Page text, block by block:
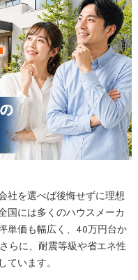
社を選べば後悔せずに理想
国には多くのハウスメーカ
単価も幅広く、40万円台か
らに、耐震等級や省エネ性
います。